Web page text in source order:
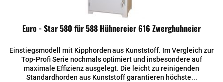
Euro - Star 580 für 588 Hühnereier 616 Zwerghuhneier
Einstiegsmodell mit Kipphorden aus Kunststoff. Im Vergleich zur
Top-Profi Serie nochmals optimiert und insbesondere auf
maximale Effizienz ausgelegt. Die leicht zu reinigenden
Standardhorden aus Kunststoff garantieren höchste...